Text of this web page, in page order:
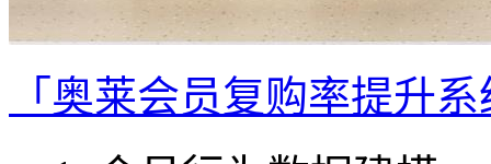
「奥莱会员复购率提升